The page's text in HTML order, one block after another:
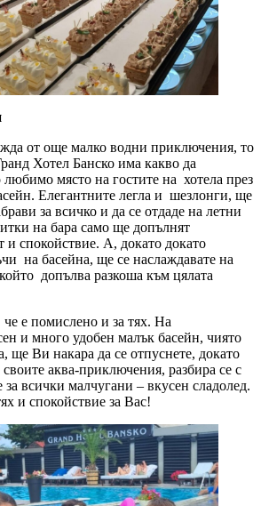
от още малко водни приключения, то
Хотел Банско има какво да
място на гостите на хотела през
Елегантните легла и шезлонги, ще
за всичко и да се отдаде на летни
на бара само ще допълнят
и спокойствие. А, докато докато
на басейна, ще се наслаждавате на
допълва разкоша към цялата
че е помислено и за тях. На
и много удобен малък басейн, чиято
ще Ви накара да се отпуснете, докато
аква-приключения, разбира се с
всички малчугани – вкусен сладолед.
и спокойствие за Вас!